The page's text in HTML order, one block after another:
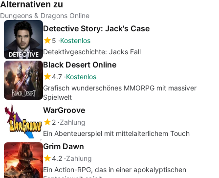
Alternativen zu
Dungeons & Dragons Online
Detective Story: Jack's Case
5 Kostenlos
Detektivgeschichte: Jacks Fall
Black Desert Online
4.7 Kostenlos
Grafisch wunderschönes MMORPG mit massiver
Spielwelt
WarGroove
2 Zahlung
Ein Abenteuerspiel mit mittelalterlichem Touch
Grim Dawn
4.2 Zahlung
Ein Action-RPG, das in einer apokalyptischen